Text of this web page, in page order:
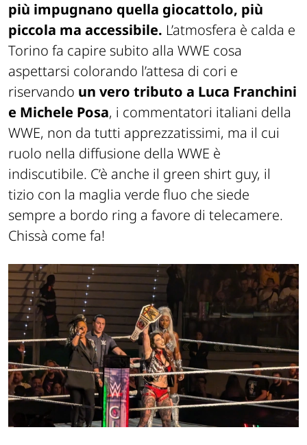
più impugnano quella giocattolo, più
piccola ma accessibile. L’atmosfera è calda e
Torino fa capire subito alla WWE cosa
aspettarsi colorando l’attesa di cori e
riservando un vero tributo a Luca Franchini
e Michele Posa, i commentatori italiani della
WWE, non da tutti apprezzatissimi, ma il cui
ruolo nella diffusione della WWE è
indiscutibile. C’è anche il green shirt guy, il
tizio con la maglia verde fluo che siede
sempre a bordo ring a favore di telecamere.
Chissà come fa!